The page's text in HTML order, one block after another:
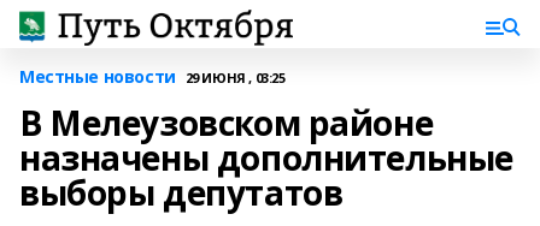
Местные новости 29 ИЮНЯ , 03:25
В Мелеузовском районе
назначены дополнительные
выборы депутатов